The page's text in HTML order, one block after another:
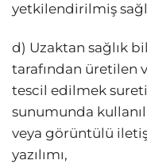
yetkilendirilmiş
d) Uzaktan sağlık
tarafından üretilen
tescil edilmek
sunumunda
veya görüntülü
yazılımı,